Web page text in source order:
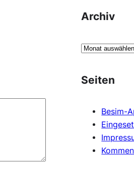
Archiv
A
h
Seiten
Besim-